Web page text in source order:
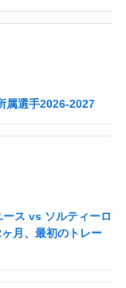
属選手2026-2027
ース vs ソルティーロ
月、最初のトレー